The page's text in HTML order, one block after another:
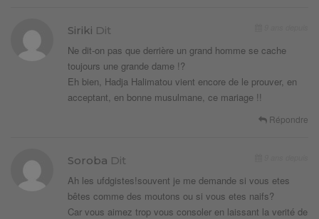
Siriki Dit
Ne dit-on pas que derrière un grand homme se cache
toujours une grande dame !?
Eh bien, Hadja Halimatou vient encore de le prouver, en
acceptant, en bonne musulmane, ce mariage !!
Répondre
Soroba Dit
Ah les ufdgistes!souvent je me demande si vous etes
bêtes comme des moutons ou si vous etes naifs?
Car vous aimez trop vous consoler en laissant la verité de